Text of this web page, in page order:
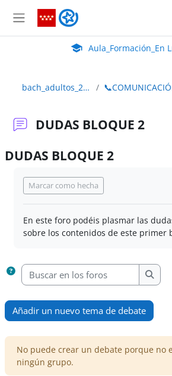
Panel lateral
Aula_Formación_En
Aula Virtual de
Aula_Formación_En
bach_adultos_2edición
DUDAS BLOQUE 2
DUDAS BLOQUE 2
Marcar como hecha
En este foro podéis plasmar las
sobre los contenidos de este primer
Buscar en los foros
Añadir un nuevo tema de debate
No puede crear un debate porque no
ningún grupo.